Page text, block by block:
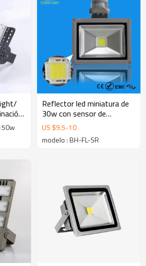
Reflector led miniatura de
30w con sensor de
movimiento IP65
impermeable en interiores y
exteriores
US $9.5-10
modelo : BH-FL-SR